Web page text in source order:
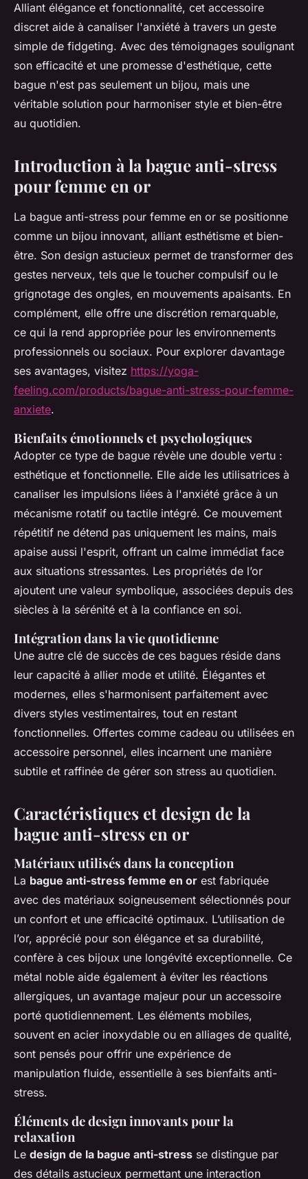
Alliant élégance et fonctionnalité, cet accessoire
discret aide à canaliser l'anxiété à travers un geste
simple de fidgeting. Avec des témoignages soulignant
son efficacité et une promesse d'esthétique, cette
bague n'est pas seulement un bijou, mais une
véritable solution pour harmoniser style et bien-être
au quotidien.
Introduction à la bague anti-stress
pour femme en or
La bague anti-stress pour femme en or se positionne
comme un bijou innovant, alliant esthétisme et bien-
être. Son design astucieux permet de transformer des
gestes nerveux, tels que le toucher compulsif ou le
grignotage des ongles, en mouvements apaisants. En
complément, elle offre une discrétion remarquable,
ce qui la rend appropriée pour les environnements
professionnels ou sociaux. Pour explorer davantage
ses avantages, visitez https://yoga-
feeling.com/products/bague-anti-stress-pour-femme-
anxiete.
Bienfaits émotionnels et psychologiques
Adopter ce type de bague révèle une double vertu :
esthétique et fonctionnelle. Elle aide les utilisatrices à
canaliser les impulsions liées à l'anxiété grâce à un
mécanisme rotatif ou tactile intégré. Ce mouvement
répétitif ne détend pas uniquement les mains, mais
apaise aussi l'esprit, offrant un calme immédiat face
aux situations stressantes. Les propriétés de l’or
ajoutent une valeur symbolique, associées depuis des
siècles à la sérénité et à la confiance en soi.
Intégration dans la vie quotidienne
Une autre clé de succès de ces bagues réside dans
leur capacité à allier mode et utilité. Élégantes et
modernes, elles s'harmonisent parfaitement avec
divers styles vestimentaires, tout en restant
fonctionnelles. Offertes comme cadeau ou utilisées en
accessoire personnel, elles incarnent une manière
subtile et raffinée de gérer son stress au quotidien.
Caractéristiques et design de la
bague anti-stress en or
Matériaux utilisés dans la conception
La bague anti-stress femme en or est fabriquée
avec des matériaux soigneusement sélectionnés pour
un confort et une efficacité optimaux. L’utilisation de
l’or, apprécié pour son élégance et sa durabilité,
confère à ces bijoux une longévité exceptionnelle. Ce
métal noble aide également à éviter les réactions
allergiques, un avantage majeur pour un accessoire
porté quotidiennement. Les éléments mobiles,
souvent en acier inoxydable ou en alliages de qualité,
sont pensés pour offrir une expérience de
manipulation fluide, essentielle à ses bienfaits anti-
stress.
Éléments de design innovants pour la
relaxation
Le design de la bague anti-stress se distingue par
des détails astucieux permettant une interaction